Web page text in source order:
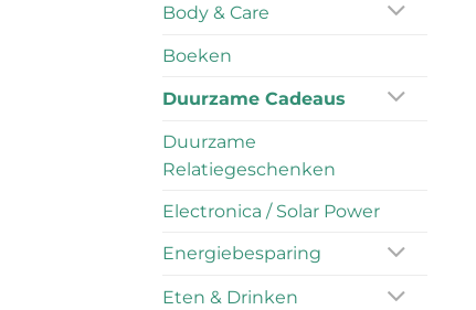
Body & Care
Boeken
Duurzame Cadeaus
Duurzame
Relatiegeschenken
Electronica / Solar Power
Energiebesparing
Eten & Drinken